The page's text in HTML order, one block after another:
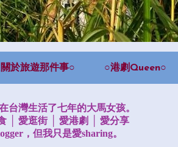
於旅遊那件事○ ○港劇Queen○
台灣生活了七年的大馬女孩。
│ 愛逛街 │ 愛港劇 │ 愛分享
，但我只是愛sharing。